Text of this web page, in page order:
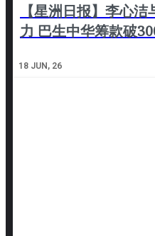
【星洲日报】李心
力 巴生中华筹款破
18 JUN, 26